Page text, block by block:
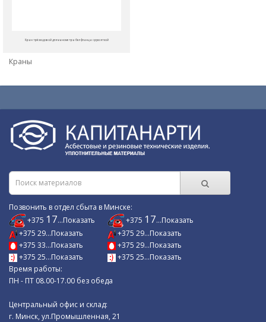
Кран трёхходовой для манометра бел фланца с рукояткой
Краны
Позвонить в отдел сбыта в Минске:
+375 17...Показать
+375 29...Показать
+375 33...Показать
+375 25...Показать
+375 17...Показать
+375 29...Показать
+375 29...Показать
+375 25...Показать
Время работы:
ПН - ПТ 08.00-17.00 без обеда
Центральный офис и склад:
г. Минск, ул.Промышленная, 21